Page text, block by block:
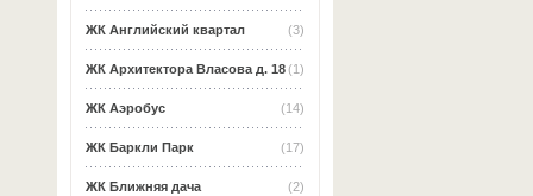
(3)
ЖК Английский квартал
(1)
ЖК Архитектора Власова д. 18
(14)
ЖК Аэробус
(17)
ЖК Баркли Парк
(2)
ЖК Ближняя дача